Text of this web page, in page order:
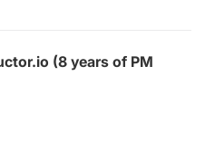
(8 years of PM